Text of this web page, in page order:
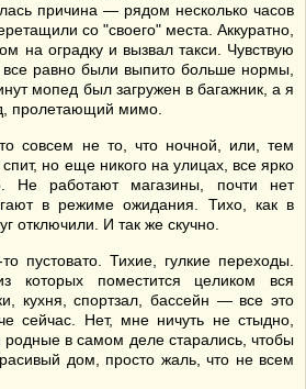
причина — рядом несколько часов
со "своего" места. Аккуратно,
на оградку и вызвал такси. Чувствую
все равно были выпито больше нормы,
мопед был загружен в багажник, а я
пролетающий мимо.
совсем не то, что ночной, или, тем
но еще никого на улицах, все ярко
Не работают магазины, почти нет
в режиме ожидания. Тихо, как в
отключили. И так же скучно.
пустовато. Тихие, гулкие переходы.
которых поместится целиком вся
кухня, спортзал, бассейн — все это
сейчас. Нет, мне ничуть не стыдно,
родные в самом деле старались, чтобы
дом, просто жаль, что не всем